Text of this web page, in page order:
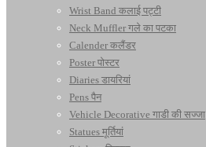
Wrist Band कलाई पट्टी
Neck Muffler गले का पटका
Calender कलैंडर
Poster पोस्टर
Diaries डायरियां
Pens पैन
Vehicle Decorative गाडी की सज्जा
Statues मूर्तियां